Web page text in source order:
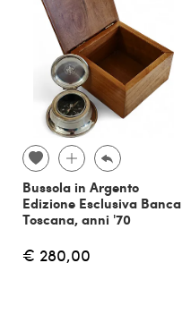
Bussola in Argento
Edizione Esclusiva Banca
Toscana, anni '70
€ 280,00